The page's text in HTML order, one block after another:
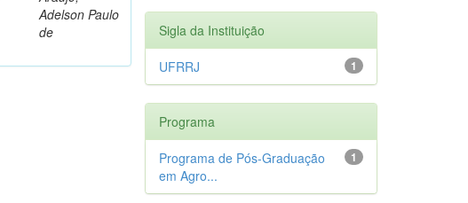
Adelson Paulo
de
Sigla da Instituição
1
UFRRJ
Programa
1
Programa de Pós-Graduação
em Agro...